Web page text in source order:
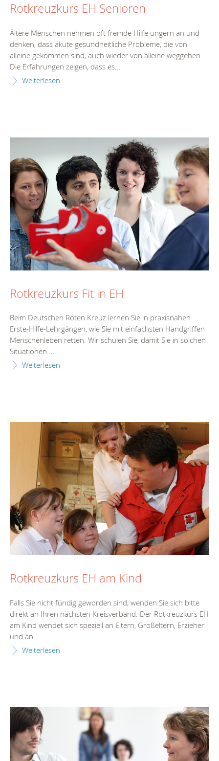
Rotkreuzkurs EH Senioren
Ältere Menschen nehmen oft fremde Hilfe ungern an und
denken, dass akute gesundheitliche Probleme, die von
alleine gekommen sind, auch wieder von alleine weggehen.
Die Erfahrungen zeigen, dass es...
Weiterlesen
Rotkreuzkurs Fit in EH
Beim Deutschen Roten Kreuz lernen Sie in praxisnahen
Erste-Hilfe-Lehrgängen, wie Sie mit einfachsten Handgriffen
Menschenleben retten. Wir schulen Sie, damit Sie in solchen
Situationen ...
Weiterlesen
Rotkreuzkurs EH am Kind
Falls Sie nicht fündig geworden sind, wenden Sie sich bitte
direkt an Ihren nächsten Kreisverband. Der Rotkreuzkurs EH
am Kind wendet sich speziell an Eltern, Großeltern, Erzieher
und an...
Weiterlesen